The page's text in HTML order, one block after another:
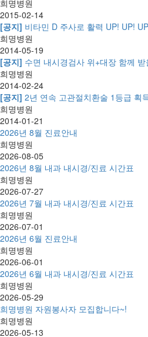
희명병원
2015-02-14
[공지] 비타민 D 주사로 활력 UP! UP!
희명병원
2014-05-19
[공지] 수면 내시경검사 위+대장 함께
희명병원
2014-02-24
[공지] 2년 연속 고관절치환술 1등급 획
희명병원
2014-01-21
2026년 8월 진료안내
희명병원
2026-08-05
2026년 8월 내과 내시경/진료 시간표
희명병원
2026-07-27
2026년 7월 내과 내시경/진료 시간표
희명병원
2026-07-01
2026년 6월 진료안내
희명병원
2026-06-01
2026년 6월 내과 내시경/진료 시간표
희명병원
2026-05-29
희명병원 자원봉사자 모집합니다~!
희명병원
2026-05-13